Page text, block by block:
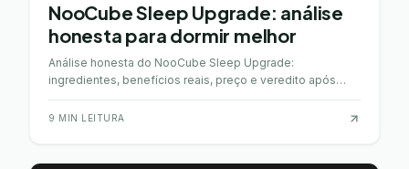
NooCube Sleep Upgrade: análise
honesta para dormir melhor
Análise honesta do NooCube Sleep Upgrade:
ingredientes, benefícios reais, preço e veredito após
investigação detalhada. Vale a pena?
9 MIN LEITURA